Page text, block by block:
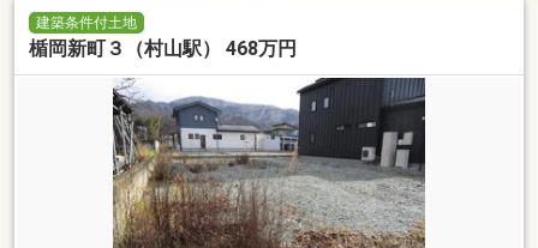
建築条件付土地
楯岡新町３（村山駅） 468万円